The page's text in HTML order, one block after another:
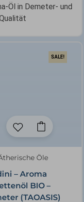
Öl in Demeter- und
SALE!
Öle
– Aroma
BIO –
(TAOASIS)
Ursprünglicher
Preis
war:
6,90 €
Aktueller
ist:
6,50 €.